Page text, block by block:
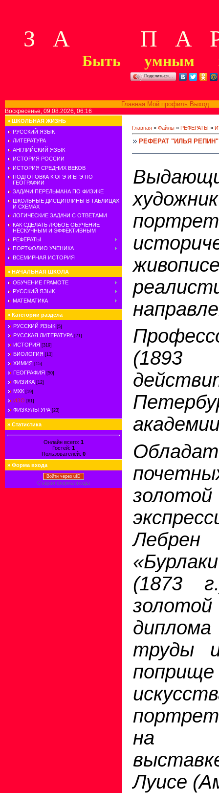
З А П А Р
Быть умным
Поделиться…
Главная Мой профиль Выход
Воскресенье, 09.08.2026, 06:16
» ШКОЛЬНАЯ ЖИЗНЬ
РУССКИЙ ЯЗЫК
ЛИТЕРАТУРА
АНГЛИЙСКИЙ ЯЗЫК
ИСТОРИЯ РОССИИ
ИСТОРИЯ СРЕДНИХ ВЕКОВ
ПОДГОТОВКА К ОГЭ И ЕГЭ ПО
ГЕОГРАФИИ
ЗАДАЧИ ПЕРЕЛЬМАНА ПО ФИЗИКЕ
ШКОЛЬНЫЕ ДИСЦИПЛИНЫ В ТАБЛИЦАХ
И СХЕМАХ
ЛОГИЧЕСКИЕ ЗАДАЧИ С ОТВЕТАМИ
КАК СДЕЛАТЬ ЛЮБОЕ ОБУЧЕНИЕ
НЕСКУЧНЫМ И ЭФФЕКТИВНЫМ
РЕФЕРАТЫ
ПОРТФОЛИО УЧЕНИКА
ВСЕМИРНАЯ ИСТОРИЯ
» НАЧАЛЬНАЯ ШКОЛА
ОБУЧЕНИЕ ГРАМОТЕ
РУССКИЙ ЯЗЫК
МАТЕМАТИКА
» Категории раздела
РУССКИЙ ЯЗЫК [5]
РУССКАЯ ЛИТЕРАТУРА [71]
ИСТОРИЯ [319]
БИОЛОГИЯ [13]
ХИМИЯ [15]
ГЕОГРАФИЯ [50]
ФИЗИКА [12]
МХК [19]
ИЗО [61]
ФИЗКУЛЬТУРА [23]
» Статистика
Онлайн всего: 1
Гостей: 1
Пользователей: 0
» Форма входа
Войти через uID
Старая форма входа
Главная » Файлы » РЕФЕРАТЫ »
РЕФЕРАТ "ИЛЬЯ РЕПИН"
Лебрен
(1873
труды
на
Луисе